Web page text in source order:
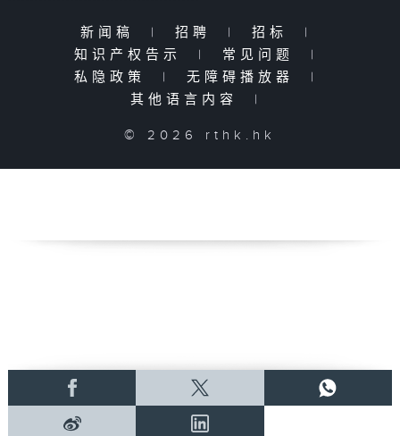
新闻稿 | 招聘 | 招标
|
知识产权告示
| 常见问题
|
私隐政策
| 无障碍播放器
|
其他语言内容
|
© 2026 rthk.hk